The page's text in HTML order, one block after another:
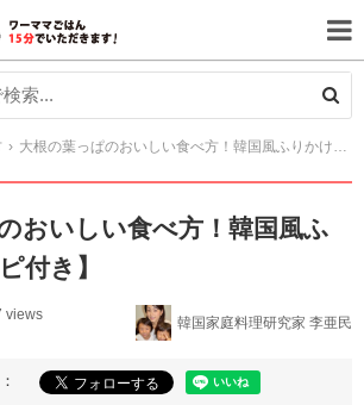
大根の葉っぱのおいしい食べ方！韓国風ふりかけ【レシピ付き】
おいしい食べ方！韓国風ふ
付き】
views 韓国家庭料理研究家 李亜民